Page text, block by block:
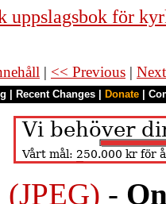
uppslagsbok för
| << Previous |
Recent Changes Donate
-